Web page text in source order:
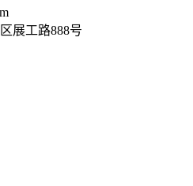
展工路888号